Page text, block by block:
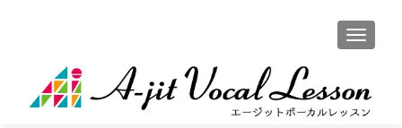
ナビゲ